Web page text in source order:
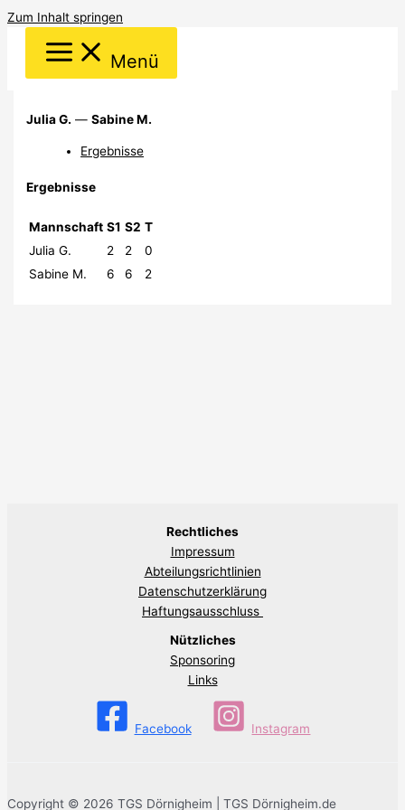
Zum Inhalt springen
Menü
Julia G. —Sabine M.
Ergebnisse
Ergebnisse
Mannschaft S1 S2 T
Julia G.
2 2
0
Sabine M.
6 6 2
Rechtliches
Impressum
Abteilungsrichtlinien
Datenschutzerklärung
Haftungsausschluss
Nützliches
Sponsoring
Links
Facebook Instagram
Copyright © 2026 TGS Dörnigheim | TGS Dörnigheim.de